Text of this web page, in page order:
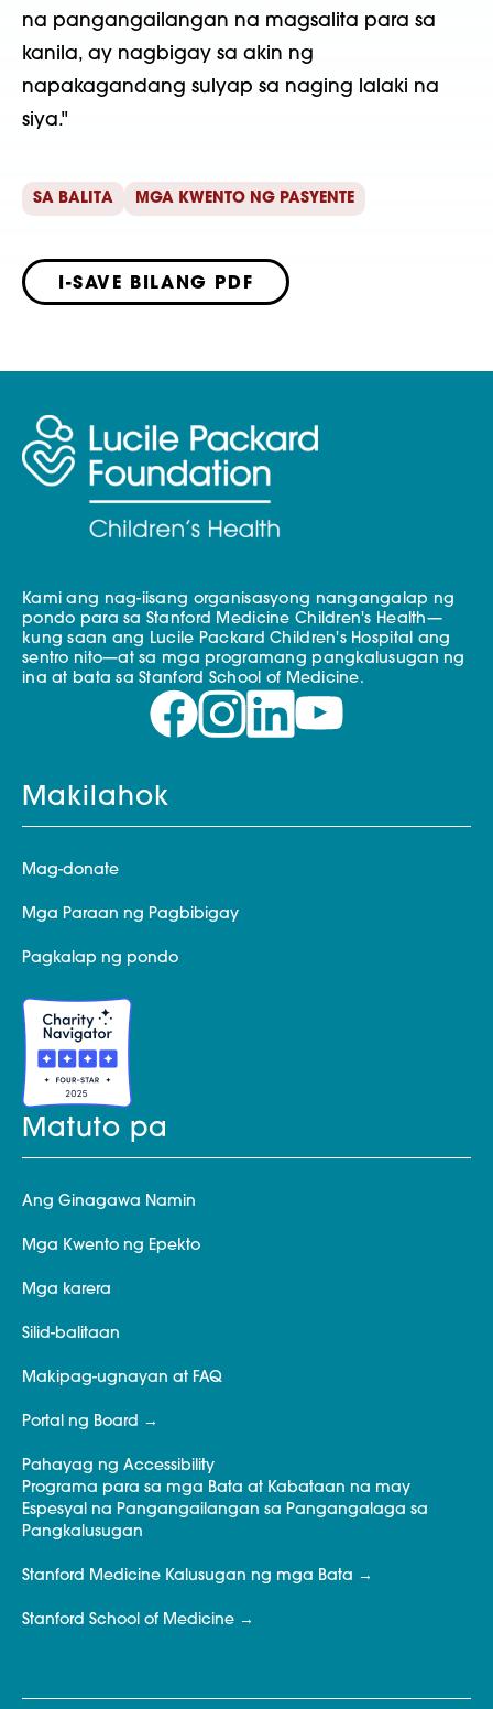
na pangangailangan na magsalita para sa
kanila, ay nagbigay sa akin ng
napakagandang sulyap sa naging lalaki na
siya."
SA BALITA MGA KWENTO NG PASYENTE
I-SAVE BILANG PDF
Kami ang nag-iisang organisasyong nangangalap ng
pondo para sa Stanford Medicine Children's Health—
kung saan ang Lucile Packard Children's Hospital ang
sentro nito—at sa mga programang pangkalusugan ng
ina at bata sa Stanford School of Medicine.
Makilahok
Mag-donate
Mga Paraan ng Pagbibigay
Pagkalap ng pondo
Matuto pa
Ang Ginagawa Namin
Mga Kwento ng Epekto
Mga karera
Silid-balitaan
Makipag-ugnayan at FAQ
Portal ng Board
Pahayag ng Accessibility
Programa para sa mga Bata at Kabataan na may
Espesyal na Pangangailangan sa Pangangalaga sa
Pangkalusugan
Stanford Medicine Kalusugan ng mga Bata
Stanford School of Medicine